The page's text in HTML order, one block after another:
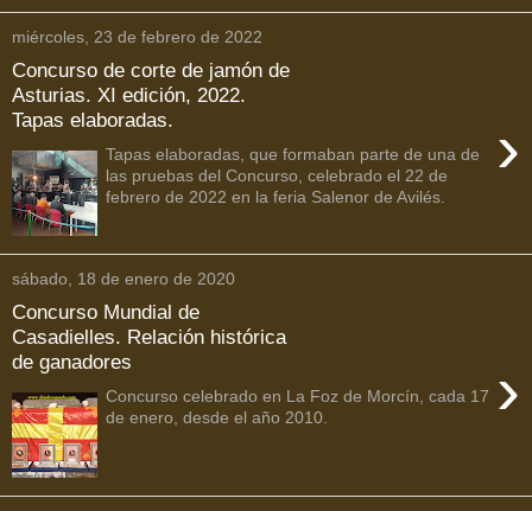
miércoles, 23 de febrero de 2022
Concurso de corte de jamón de
Asturias. XI edición, 2022.
Tapas elaboradas.
›
Tapas elaboradas, que formaban parte de una de
las pruebas del Concurso, celebrado el 22 de
febrero de 2022 en la feria Salenor de Avilés.
sábado, 18 de enero de 2020
Concurso Mundial de
Casadielles. Relación histórica
de ganadores
›
Concurso celebrado en La Foz de Morcín, cada 17
de enero, desde el año 2010.